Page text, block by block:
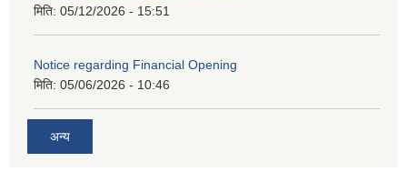
मिति: 05/12/2026 - 15:51
Notice regarding Financial Opening
मिति: 05/06/2026 - 10:46
अन्य